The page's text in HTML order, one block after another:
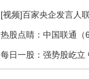
[视频]百家央企发言人
热股点睛：中国联通（
每日一股：强势股屹立